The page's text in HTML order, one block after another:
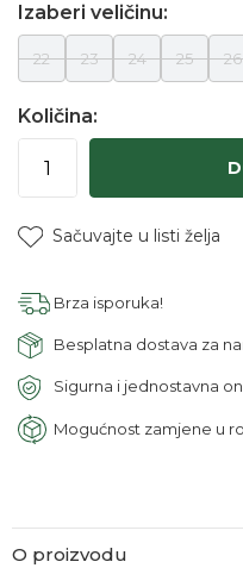
Izaberi veličinu:
22 23 24 25 26
Količina:
Sačuvajte u listi želja
Brza isporuka!
Besplatna dostava za
Sigurna i jednostavna
Mogućnost zamjene u
O proizvodu